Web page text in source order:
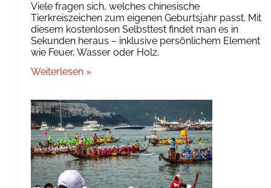
Viele fragen sich, welches chinesische
Tierkreiszeichen zum eigenen Geburtsjahr passt. Mit
diesem kostenlosen Selbsttest findet man es in
Sekunden heraus – inklusive persönlichem Element
wie Feuer, Wasser oder Holz.
Weiterlesen »